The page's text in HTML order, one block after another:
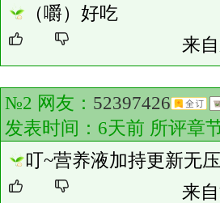
（嚼）好吃
来
№2 网友： 52397426
发表时间：6天前 所评章
叮~营养液加持更新无压
来